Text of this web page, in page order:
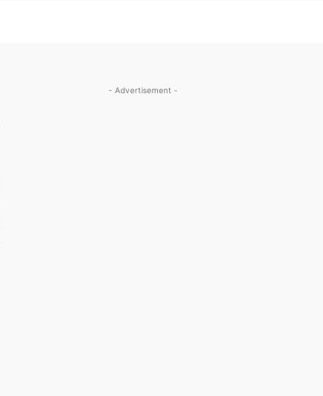
- Advertisement -